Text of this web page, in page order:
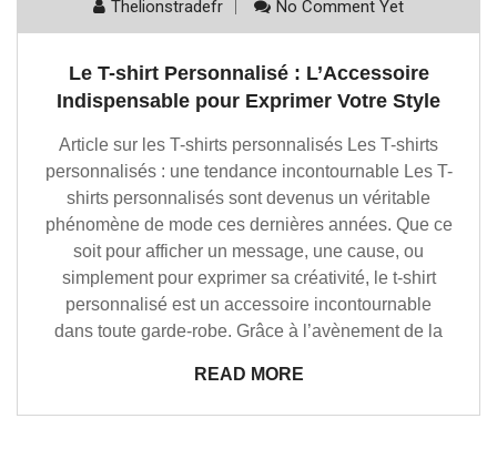
Thelionstradefr No Comment Yet
Le T-shirt Personnalisé : L’Accessoire
Indispensable pour Exprimer Votre Style
Article sur les T-shirts personnalisés Les T-shirts
personnalisés : une tendance incontournable Les T-
shirts personnalisés sont devenus un véritable
phénomène de mode ces dernières années. Que ce
soit pour afficher un message, une cause, ou
simplement pour exprimer sa créativité, le t-shirt
personnalisé est un accessoire incontournable
dans toute garde-robe. Grâce à l’avènement de la
READ MORE